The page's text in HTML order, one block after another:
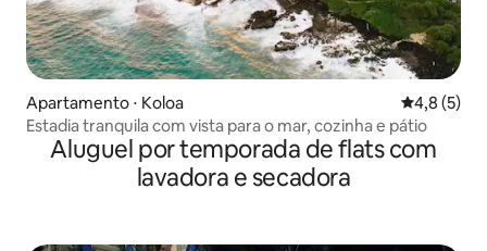
Apartamento ⋅ Koloa 4,8 de
4,8 (5)
Estadia tranquila com vista para o mar, cozinha e pátio
Aluguel por temporada de flats com
lavadora e secadora